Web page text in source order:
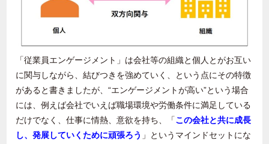
「従業員エンゲージメント」は会社等の組織と個人とがお互い
に関与しながら、結びつきを強めていく、という点にその特徴
があると書きましたが、“エンゲージメントが高い”という場合
には、例えば会社でいえば職場環境や労働条件に満足している
だけでなく、仕事に情熱、意欲を持ち、「この会社と共に成長
し、発展していくために頑張ろう 」というマインドセットにな